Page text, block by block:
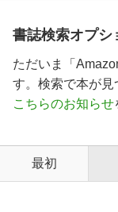
書誌検索オプシ
ただいま「
す。検索で本が
こちらのお知らせ
最初